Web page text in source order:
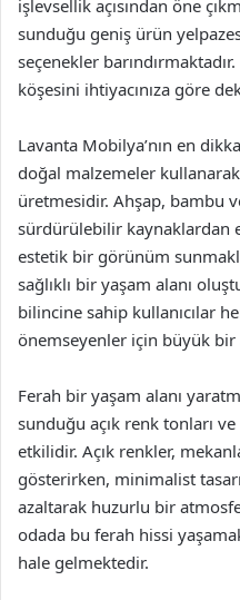
işlevsellik açısından öne
sunduğu geniş ürün
seçenekler
köşesini ihtiyacınıza göre
Lavanta Mobilya’nın en
doğal malzemeler
üretmesidir. Ahşap, bambu
sürdürülebilir kaynaklardan
estetik bir görünüm
sağlıklı bir yaşam alanı
bilincine sahip kullanıcılar
önemseyenler için büyük bir
Ferah bir yaşam alanı
sunduğu açık renk tonları
etkilidir. Açık renkler,
gösterirken, minimalist
azaltarak huzurlu bir
odada bu ferah hissi
hale gelmektedir.